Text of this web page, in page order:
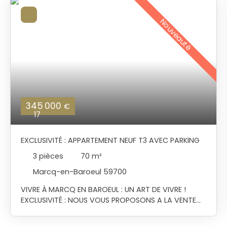
345 000 €
Nouveauté
17
EXCLUSIVITÉ : APPARTEMENT NEUF T3 AVEC PARKING
3 pièces 70 m²
Marcq-en-Baroeul 59700
VIVRE À MARCQ EN BAROEUL : UN ART DE VIVRE !
EXCLUSIVITÉ : NOUS VOUS PROPOSONS A LA VENTE